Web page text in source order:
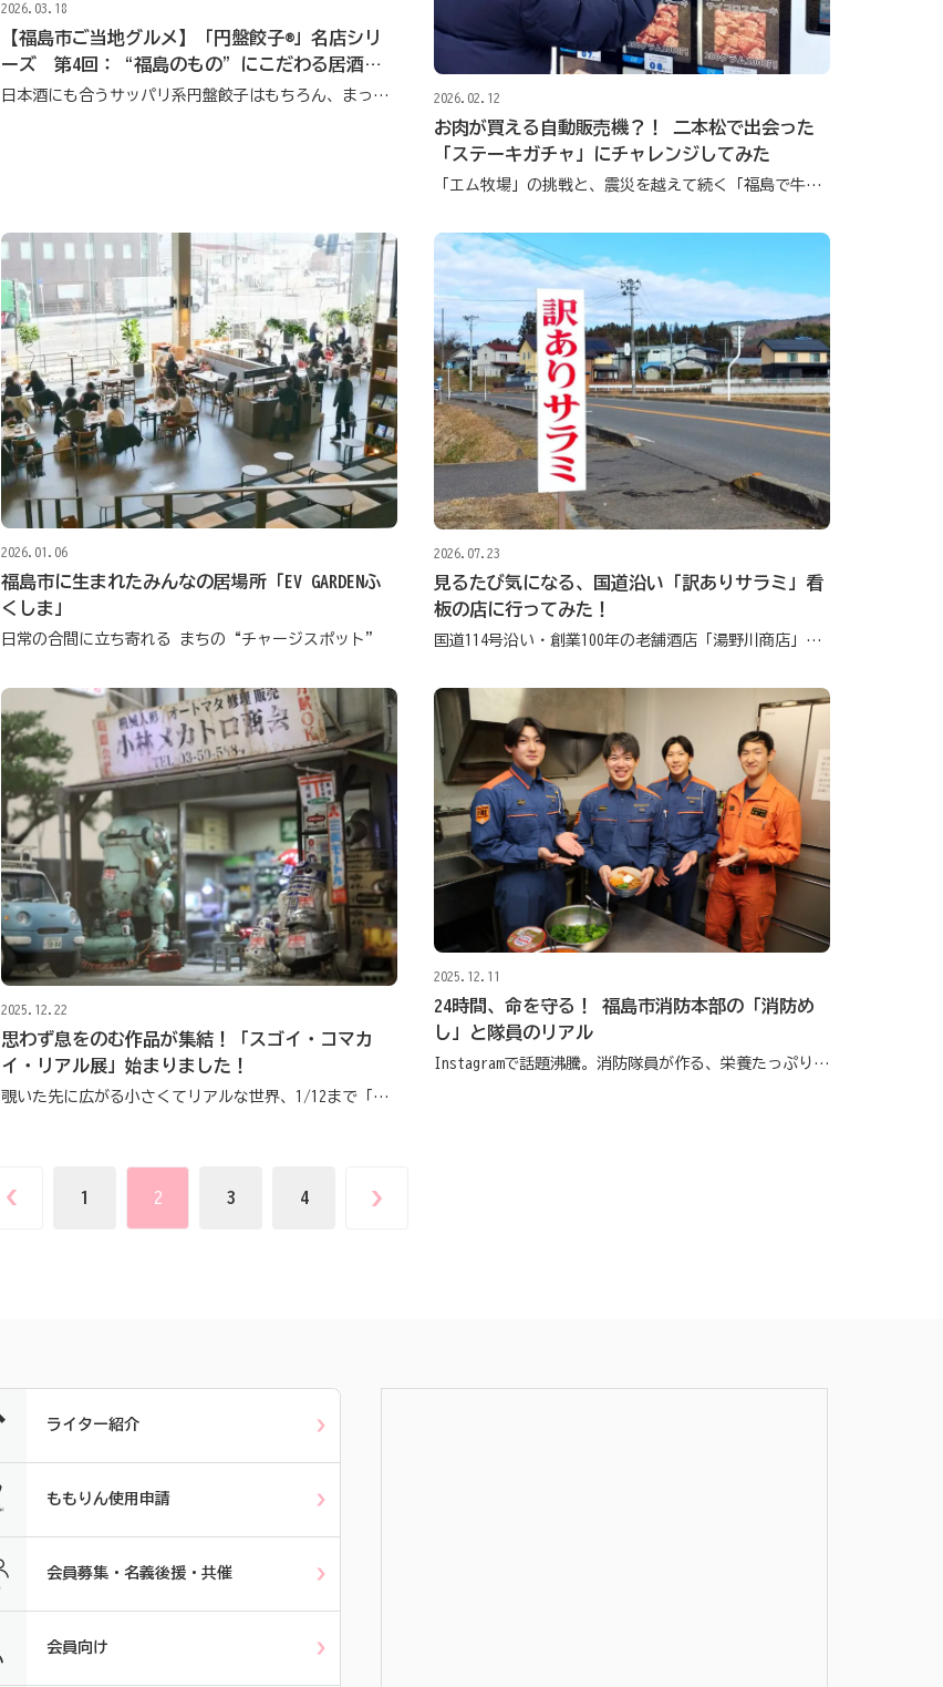
2026.03.18
【福島市ご当地グルメ】「円盤餃子®」名店シリ
ーズ 第4回：“福島のもの”にこだわる居酒屋
「蘂 はなしべ」
日本酒にも合うサッパリ系円盤餃子はもちろん、まったくレシピの違う手打ち焼き餃子も大人気！ 2026.02.12
お肉が買える自動販売機？！ 二本松で出会った
「ステーキガチャ」にチャレンジしてみた
「エム牧場」の挑戦と、震災を越えて続く「福島で牛を育てる」という選択
2026.01.06
福島市に生まれたみんなの居場所「EV GARDENふ
くしま」
日常の合間に立ち寄れる まちの“チャージスポット”
2026.07.23
見るたび気になる、国道沿い「訳ありサラミ」看
板の店に行ってみた！
国道114号沿い・創業100年の老舗酒店「湯野川商店」の人気商品
2025.12.22
思わず息をのむ作品が集結！「スゴイ・コマカ
イ・リアル展」始まりました！
覗いた先に広がる小さくてリアルな世界、1/12まで「こむこむ」で開催中
2025.12.11
24時間、命を守る！ 福島市消防本部の「消防め
し」と隊員のリアル
Instagramで話題沸騰。消防隊員が作る、栄養たっぷりスタミナご飯
1 2 3 4
ライター紹介
ももりん使用申請
会員募集・名義後援・共催
会員向け